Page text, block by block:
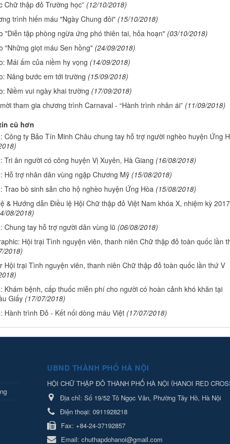
Chữ thập đỏ Trường học” (12/10/2018)
trình hiến máu "Ngày Chung đôi" (15/10/2018)
"Diễn tập phòng ngừa ứng phó thiên tai, hỏa hoạn" (03/10/2018)
"Những giọt máu Sen hồng" (24/09/2018)
Mái ấm của niềm hy vọng (14/09/2018)
Nâng bước em tới trường (15/09/2018)
Niềm vui ngày khai trường (17/09/2018)
tham gia chương trình Carnaval - “Hành trình nhân ái” (11/09/2018)
cũ hơn
Công ty Bảo Tín Minh Châu chung tay hỗ trợ người nghèo huyện Ứng
Tri ân người có công huyện Vị Xuyên, Hà Giang (16/08/2018)
Hỗ trợ nhân dân vùng ngập Chương Mỹ (15/08/2018)
Trao bò sinh sản cho hộ nghèo huyện Ứng Hòa (15/08/2018)
& Hướng dẫn Điều lệ Hội Chữ thập đỏ Việt Nam khóa X, nhiệm kỳ
08/2018)
Chung tay hỗ trợ người dân vùng lũ (06/08/2018)
Hội trại Tình nguyện viên, thanh niên Chữ thập đỏ toàn quốc lần
2018)
Hội trại Tình nguyện viên, thanh niên Chữ thập đỏ toàn quốc lần thứ V
Khám bệnh, cấp thuốc miễn phí cho người có hoàn cảnh khó khăn tại
Giấy (17/07/2018)
Hành trình Đỏ - Kết nối dòng máu Việt (17/07/2018)
UBND THÀNH PHỐ HÀ NỘI
HỘI CHỮ THẬP ĐỎ THÀNH PHỐ HÀ NỘI (HANOI RED
Địa chỉ: Số 19/52 Tô Ngọc Vân, Phường Tây Hồ, Hà Nội
Điện thoại: 0911928218
Fax: +84-24-37192857
Email: chuthapdohanoi@gmail.com